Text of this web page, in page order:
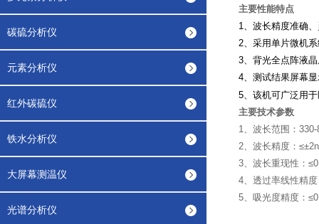
碳硫分析仪
元素分析仪
红外碳硫仪
铁水分析仪
大屏幕测温仪
光谱分析仪
主要性能特点
1、波长精度准确
2、采用单片微机
3、背光全点阵液
4、测试结果屏幕
5、该机可广泛用
主要技术参数
1、波长范围：
2、波长精度：
3、波长重现性：
4、透过率线性精
5、吸光度精度：